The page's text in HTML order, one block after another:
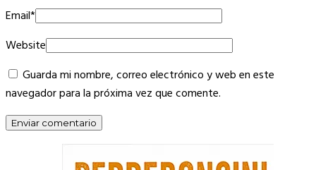
Email*
Website
Guarda mi nombre, correo electrónico y web en este
navegador para la próxima vez que comente.